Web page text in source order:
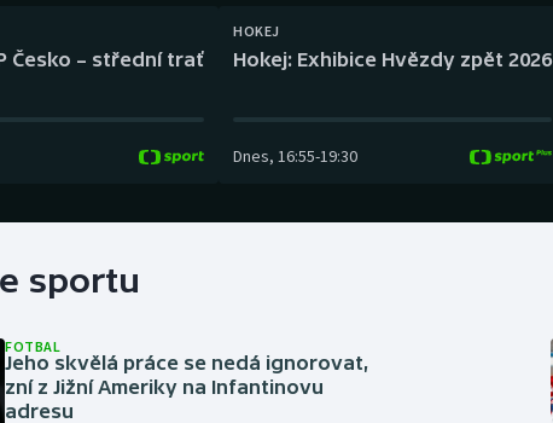
Česko – střední trať
HOKEJ
Hokej: Exhibice Hvězdy zpět 2026
Dnes, 16:55-19:30
sportu
FOTBAL
Jeho skvělá práce se nedá ignorovat,
zní z Jižní Ameriky na Infantinovu
adresu